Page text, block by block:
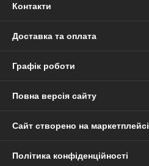
Контакти
Доставка та оплата
Графік роботи
Повна версія сайту
Сайт створено на маркетплейсі
Політика конфіденційності